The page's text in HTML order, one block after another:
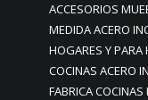
ACCESORIOS
MEDIDA ACERO
HOGARES Y PARA
COCINAS ACERO
FABRICA